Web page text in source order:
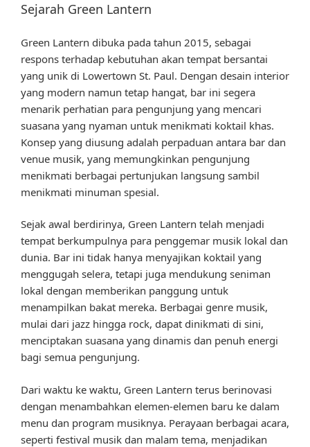
Sejarah Green Lantern
Green Lantern dibuka pada tahun 2015, sebagai
respons terhadap kebutuhan akan tempat bersantai
yang unik di Lowertown St. Paul. Dengan desain interior
yang modern namun tetap hangat, bar ini segera
menarik perhatian para pengunjung yang mencari
suasana yang nyaman untuk menikmati koktail khas.
Konsep yang diusung adalah perpaduan antara bar dan
venue musik, yang memungkinkan pengunjung
menikmati berbagai pertunjukan langsung sambil
menikmati minuman spesial.
Sejak awal berdirinya, Green Lantern telah menjadi
tempat berkumpulnya para penggemar musik lokal dan
dunia. Bar ini tidak hanya menyajikan koktail yang
menggugah selera, tetapi juga mendukung seniman
lokal dengan memberikan panggung untuk
menampilkan bakat mereka. Berbagai genre musik,
mulai dari jazz hingga rock, dapat dinikmati di sini,
menciptakan suasana yang dinamis dan penuh energi
bagi semua pengunjung.
Dari waktu ke waktu, Green Lantern terus berinovasi
dengan menambahkan elemen-elemen baru ke dalam
menu dan program musiknya. Perayaan berbagai acara,
seperti festival musik dan malam tema, menjadikan